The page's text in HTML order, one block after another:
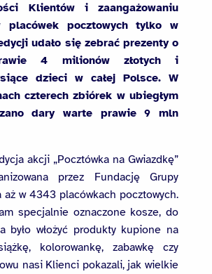
Klientów i zaangażowaniu
placówek pocztowych tylko w
udało się zebrać prezenty o
4 milionów złotych i
dzieci w całej Polsce. W
czterech zbiórek w ubiegłym
dary warte prawie 9 mln
akcji „Pocztówka na Gwiazdkę”
przez Fundację Grupy
aż w 4343 placówkach pocztowych.
specjalnie oznaczone kosze, do
było włożyć produkty kupione na
kolorowankę, zabawkę czy
nasi Klienci pokazali, jak wielkie